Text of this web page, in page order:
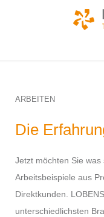
ARBEITEN
Die
Jetzt möchten Sie was
Arbeitsbeispiele aus
Direktkunden.
unterschiedlichsten